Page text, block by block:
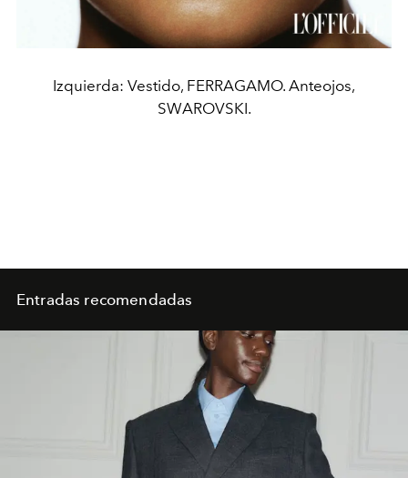
Izquierda: Vestido, FERRAGAMO. Anteojos,
SWAROVSKI.
Entradas recomendadas